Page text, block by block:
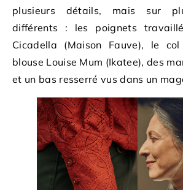
plusieurs détails, mais sur
différents : les poignets
Cicadella (Maison Fauve), le
blouse Louise Mum (Ikatee), des
et un bas resserré vus dans un